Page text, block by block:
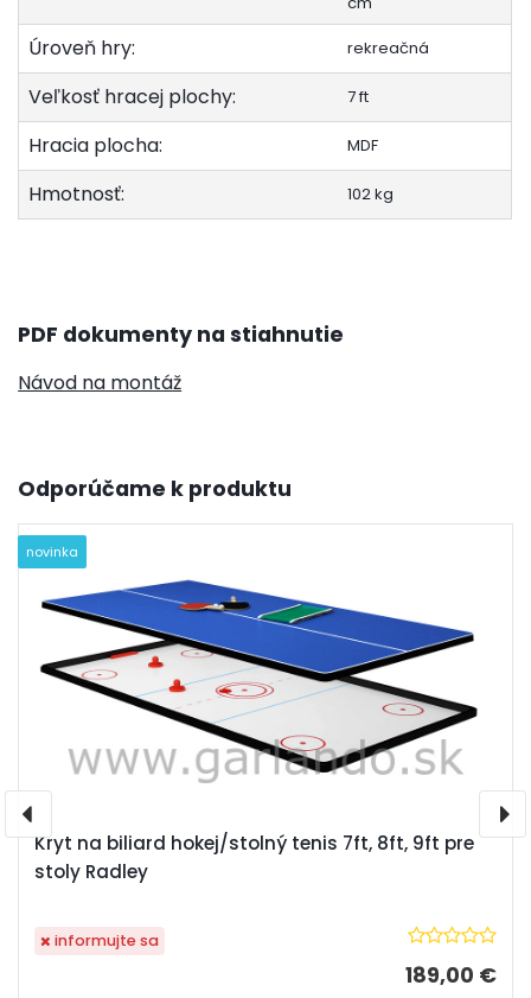
Úroveň hry: rekreačná
Veľkosť hracej plochy: 7 ft
Hracia plocha: MDF
Hmotnosť: 102 kg
PDF dokumenty na stiahnutie
Návod na montáž
Odporúčame k produktu
Kryt na biliard hokej/stolný tenis 7ft, 8ft, 9ft pre
stoly Radley
189,00 €
informujte sa
novinka